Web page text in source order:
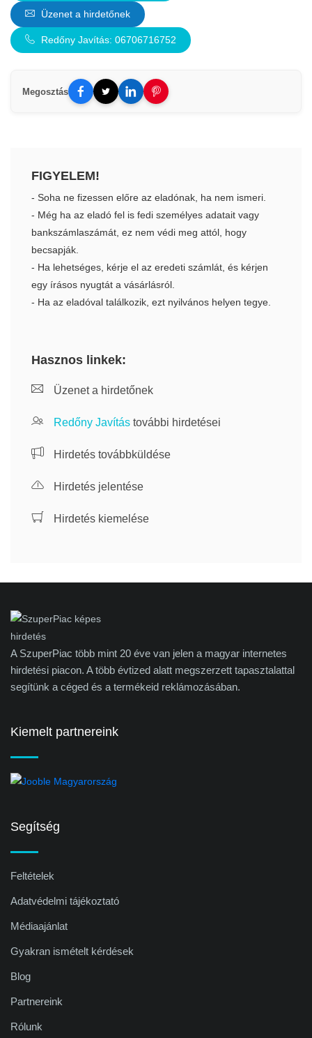
Üzenet a hirdetőnek
Redőny Javítás: 06706716752
Megosztás
FIGYELEM!
- Soha ne fizessen előre az eladónak, ha nem ismeri.
- Még ha az eladó fel is fedi személyes adatait vagy
bankszámlaszámát, ez nem védi meg attól, hogy
becsapják.
- Ha lehetséges, kérje el az eredeti számlát, és kérjen
egy írásos nyugtát a vásárlásról.
- Ha az eladóval találkozik, ezt nyilvános helyen tegye.
Hasznos linkek:
Üzenet a hirdetőnek
Redőny Javítás további hirdetései
Hirdetés továbbküldése
Hirdetés jelentése
Hirdetés kiemelése
A SzuperPiac több mint 20 éve van jelen a magyar internetes
hirdetési piacon. A több évtized alatt megszerzett tapasztalattal
segítünk a céged és a termékeid reklámozásában.
Kiemelt partnereink
Segítség
Feltételek
Adatvédelmi tájékoztató
Médiaajánlat
Gyakran ismételt kérdések
Blog
Partnereink
Rólunk